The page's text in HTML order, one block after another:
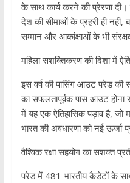
के साथ कार्य करने की प्रेरणा
देश की सीमाओं के प्रहरी ही नहीं,
सम्मान और आकांक्षाओं के भी
महिला सशक्तिकरण की दिशा में
इस वर्ष की पासिंग आउट परेड की
का सफलतापूर्वक पास आउट होना
में यह एक ऐतिहासिक पड़ाव है, जो
भारत की अवधारणा को नई ऊर्जा
वैश्विक रक्षा सहयोग का सशक्त
परेड में 481 भारतीय कैडेटों के